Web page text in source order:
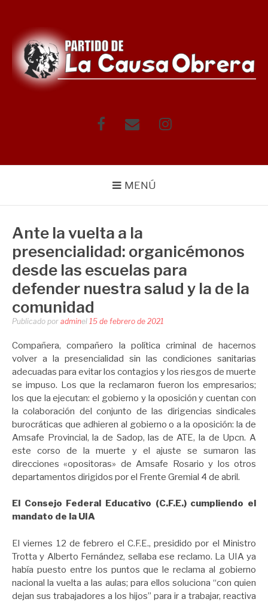
contenido
FacebookCorreo Instagram
MENÚ
Ante la vuelta a la
presencialidad: organicémonos
desde las escuelas para
defender nuestra salud y la de la
comunidad
Publicado por adminel 15 de febrero de 2021
Compañera, compañero la política criminal de hacernos
volver a la presencialidad sin las condiciones sanitarias
adecuadas para evitar los contagios y los riesgos de muerte
se impuso. Los que la reclamaron fueron los empresarios;
los que la ejecutan: el gobierno y la oposición y cuentan con
la colaboración del conjunto de las dirigencias sindicales
burocráticas que adhieren al gobierno o a la oposición: la de
Amsafe Provincial, la de Sadop, las de ATE, la de Upcn. A
este corso de la muerte y el ajuste se sumaron las
direcciones «opositoras» de Amsafe Rosario y los otros
departamentos dirigidos por el Frente Gremial 4 de abril.
El Consejo Federal Educativo (C.F.E.) cumpliendo el
mandato de la UIA
El viernes 12 de febrero el C.F.E., presidido por el Ministro
Trotta y Alberto Fernández, sellaba ese reclamo. La UIA ya
había puesto entre los puntos que le reclama al gobierno
nacional la vuelta a las aulas; para ellos soluciona “con quien
dejan sus trabajadores a los hijos” para ir a trabajar, reactiva